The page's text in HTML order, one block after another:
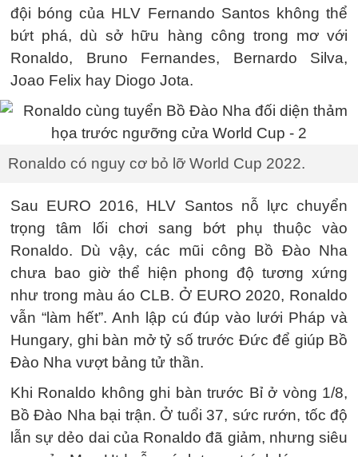
đội bóng của HLV Fernando Santos không thể
bứt phá, dù sở hữu hàng công trong mơ với
Ronaldo, Bruno Fernandes, Bernardo Silva,
Joao Felix hay Diogo Jota.
Ronaldo có nguy cơ bỏ lỡ World Cup 2022.
Sau EURO 2016, HLV Santos nỗ lực chuyển
trọng tâm lối chơi sang bớt phụ thuộc vào
Ronaldo. Dù vậy, các mũi công Bồ Đào Nha
chưa bao giờ thể hiện phong độ tương xứng
như trong màu áo CLB. Ở EURO 2020, Ronaldo
vẫn “làm hết”. Anh lập cú đúp vào lưới Pháp và
Hungary, ghi bàn mở tỷ số trước Đức để giúp Bồ
Đào Nha vượt bảng tử thần.
Khi Ronaldo không ghi bàn trước Bỉ ở vòng 1/8,
Bồ Đào Nha bại trận. Ở tuổi 37, sức rướn, tốc độ
lẫn sự dẻo dai của Ronaldo đã giảm, nhưng siêu